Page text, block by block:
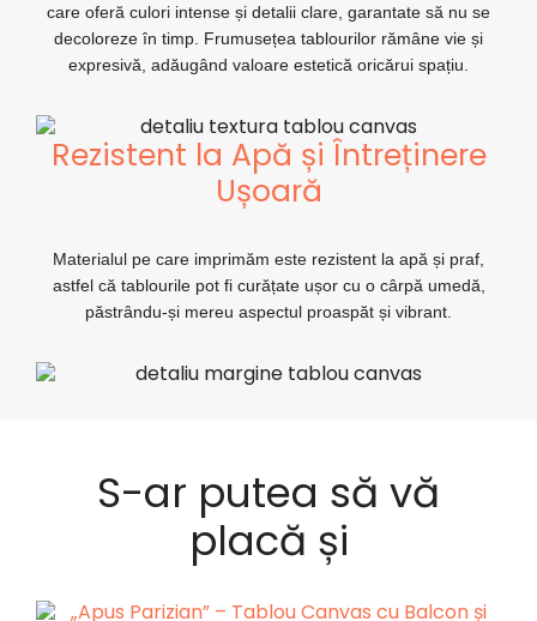
care oferă culori intense și detalii clare, garantate să nu se
decoloreze în timp. Frumusețea tablourilor rămâne vie și
expresivă, adăugând valoare estetică oricărui spațiu.
Rezistent la Apă și Întreținere
Ușoară
Materialul pe care imprimăm este rezistent la apă și praf,
astfel că tablourile pot fi curățate ușor cu o cârpă umedă,
păstrându-și mereu aspectul proaspăt și vibrant.
S-ar putea să vă
placă și